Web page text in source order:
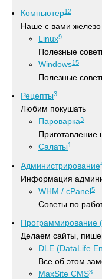
Компьютер12
Наше с вами железо
Linux9
Полезные
Windows15
Полезные
Рецепты3
Любим покушать
Пароварка3
Приготавление
Салаты1
Администрирование
Информация
WHM / cPanel5
Советы по
Программирование
Делаем сайты,
DLE (DataLife
Все об этом
MaxSite CMS3